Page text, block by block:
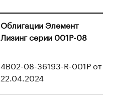
Облигации Элемент
Лизинг серии 001P-08
4B02-08-36193-R-001P от
22.04.2024